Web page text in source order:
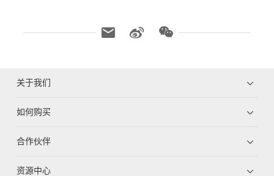
关于我们
如何购买
合作伙伴
资源中心